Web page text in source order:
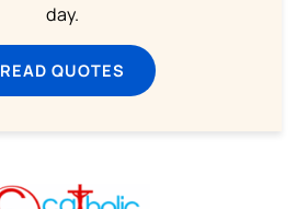
day.
READ QUOTES